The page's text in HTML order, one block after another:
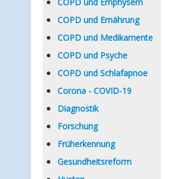
COPD und Ernährung
COPD und Medikamente
COPD und Psyche
COPD und Schlafapnoe
Corona - COVID-19
Diagnostik
Forschung
Früherkennung
Gesundheitsreform